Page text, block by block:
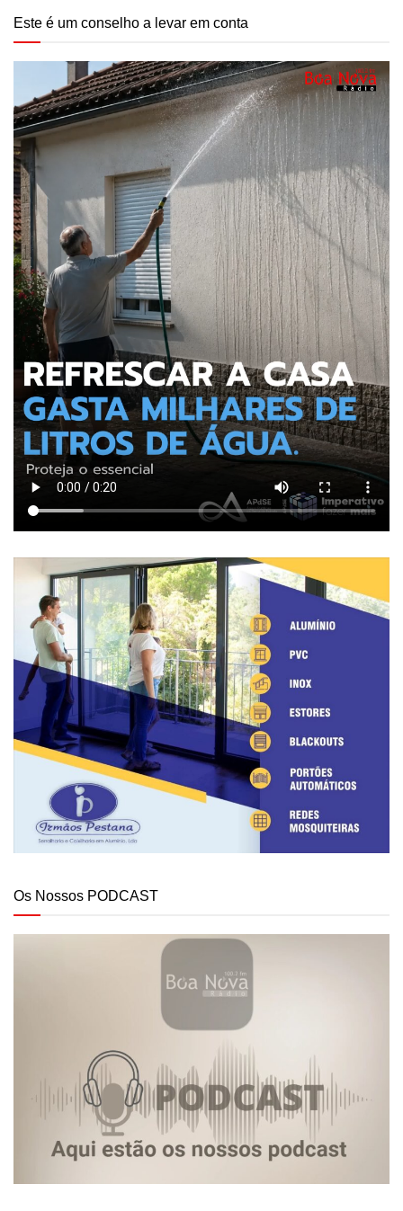
Este é um conselho a levar em conta
Os Nossos PODCAST